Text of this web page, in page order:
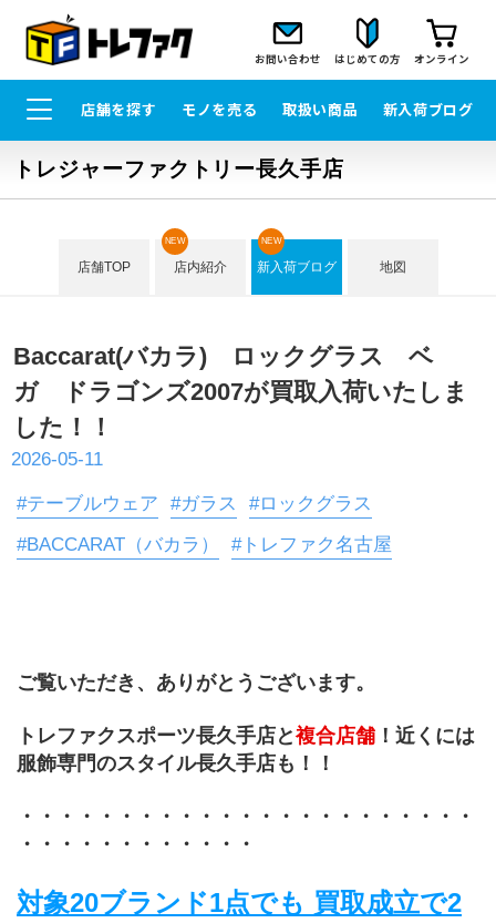
お問い合わせ はじめての方 オンライン
店舗を探す モノを売る 取扱い商品 新入荷ブログ
トレジャーファクトリー長久手店
店舗TOP 店内紹介
NEW
新入荷ブログ
NEW
地図
Baccarat(バカラ) ロックグラス ベ
ガ ドラゴンズ2007が買取入荷いたしま
した！！
2026-05-11
#テーブルウェア #ガラス
#ロックグラス
#BACCARAT（バカラ）
#トレファク名古屋
ご覧いただき、ありがとうございます。
トレファクスポーツ長久手店と複合店舗 ！近くには
服飾専門のスタイル長久手店も！！
・・・・・・・・・・・・・・・・・・・・・・・
・・・・・・・・・・・・
対象20ブランド1点でも 買取成立で2